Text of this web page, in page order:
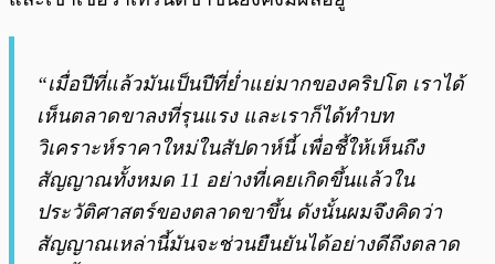
“เมื่อปีที่แล้วมันเป็นปีที่ย่ำแย่มากของคริปโต เราได้
เห็นตลาดขาลงที่รุนแรง และเราก็ได้ทำบท
วิเคราะห์ราคาใหม่ในสัปดาห์นี้ เพื่อชี้ให้เห็นถึง
สัญญาณทั้งหมด 11 อย่างที่เคยเกิดขึ้นแล้วใน
ประวัติศาสตร์ของตลาดขาขึ้น ดังนั้นผมจึงคิดว่า
สัญญาณเหล่านี้มันจะช่วนยืนยันได้อย่างดีถึงตลาด